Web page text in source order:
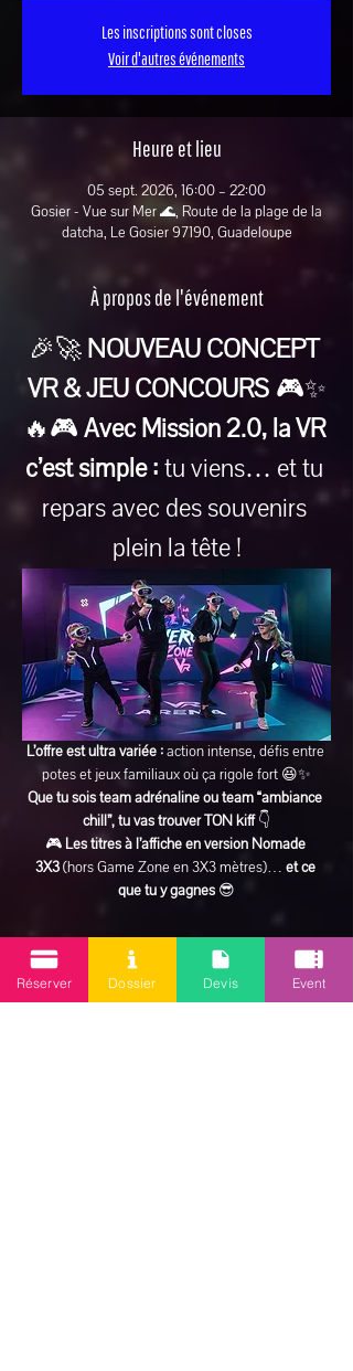
Les inscriptions sont closes
Voir d'autres événements
Heure et lieu
05 sept. 2026, 16:00 – 22:00
Gosier - Vue sur Mer 🌊, Route de la plage de la
datcha, Le Gosier 97190, Guadeloupe
À propos de l'événement
🎉🚀 NOUVEAU CONCEPT
VR & JEU CONCOURS 🎮✨
🔥🎮 Avec Mission 2.0, la VR
c’est simple : tu viens… et tu
repars avec des souvenirs
plein la tête !
L’offre est ultra variée : action intense, défis entre
potes et jeux familiaux où ça rigole fort 😆✨
Que tu sois team adrénaline ou team “ambiance
chill”, tu vas trouver TON kiff 👇
🎮 Les titres à l’affiche en version Nomade
3X3 (hors Game Zone en 3X3 mètres)… et ce
que tu y gagnes 😎
En lire plus >
Réserver Dossier Devis Event